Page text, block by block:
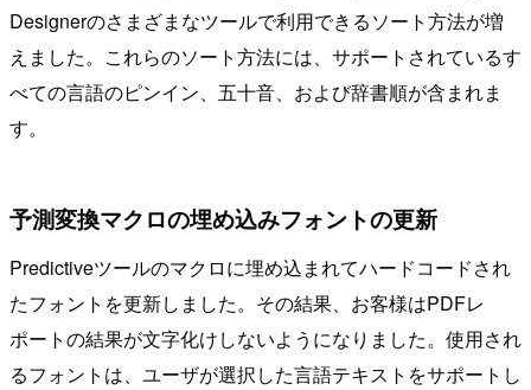
Designerのさまざまなツールで利用できるソート方法が増
えました。これらのソート方法には、サポートされているす
べての言語のピンイン、五十音、および辞書順が含まれま
す。
予測変換マクロの埋め込みフォントの更新
Predictiveツールのマクロに埋め込まれてハードコードされ
たフォントを更新しました。その結果、お客様はPDFレ
ポートの結果が文字化けしないようになりました。使用され
るフォントは、ユーザが選択した言語テキストをサポートし